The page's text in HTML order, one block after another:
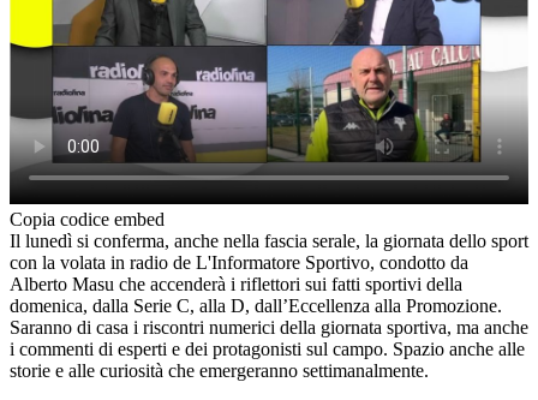
Copia codice embed
Il lunedì si conferma, anche nella fascia serale, la giornata dello sport
con la volata in radio de L'Informatore Sportivo, condotto da
Alberto Masu che accenderà i riflettori sui fatti sportivi della
domenica, dalla Serie C, alla D, dall’Eccellenza alla Promozione.
Saranno di casa i riscontri numerici della giornata sportiva, ma anche
i commenti di esperti e dei protagonisti sul campo. Spazio anche alle
storie e alle curiosità che emergeranno settimanalmente.